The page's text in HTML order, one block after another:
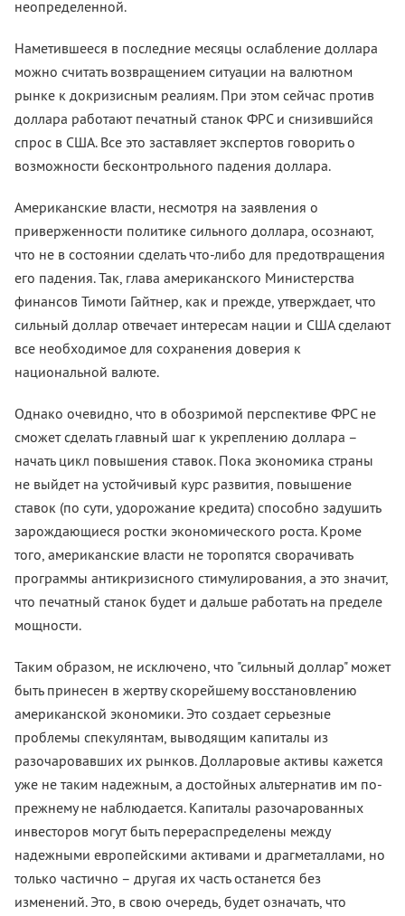
неопределенной.
Наметившееся в последние месяцы ослабление доллара
можно считать возвращением ситуации на валютном
рынке к докризисным реалиям. При этом сейчас против
доллара работают печатный станок ФРС и снизившийся
спрос в США. Все это заставляет экспертов говорить о
возможности бесконтрольного падения доллара.
Американские власти, несмотря на заявления о
приверженности политике сильного доллара, осознают,
что не в состоянии сделать что-либо для предотвращения
его падения. Так, глава американского Министерства
финансов Тимоти Гайтнер, как и прежде, утверждает, что
сильный доллар отвечает интересам нации и США сделают
все необходимое для сохранения доверия к
национальной валюте.
Однако очевидно, что в обозримой перспективе ФРС не
сможет сделать главный шаг к укреплению доллара –
начать цикл повышения ставок. Пока экономика страны
не выйдет на устойчивый курс развития, повышение
ставок (по сути, удорожание кредита) способно задушить
зарождающиеся ростки экономического роста. Кроме
того, американские власти не торопятся сворачивать
программы антикризисного стимулирования, а это значит,
что печатный станок будет и дальше работать на пределе
мощности.
Таким образом, не исключено, что "сильный доллар" может
быть принесен в жертву скорейшему восстановлению
американской экономики. Это создает серьезные
проблемы спекулянтам, выводящим капиталы из
разочаровавших их рынков. Долларовые активы кажется
уже не таким надежным, а достойных альтернатив им по-
прежнему не наблюдается. Капиталы разочарованных
инвесторов могут быть перераспределены между
надежными европейскими активами и драгметаллами, но
только частично – другая их часть останется без
изменений. Это, в свою очередь, будет означать, что